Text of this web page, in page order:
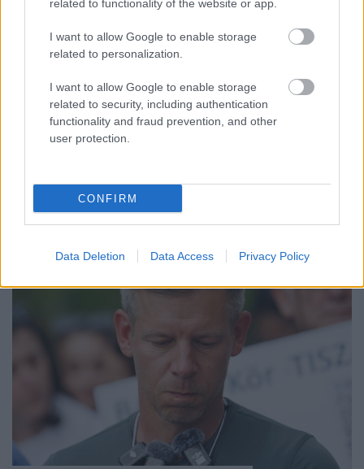
related to functionality of the website or app.
I want to allow Google to enable storage
related to personalization.
I want to allow Google to enable storage
related to security, including authentication
functionality and fraud prevention, and other
user protection.
CONFIRM
Data Deletion Data Access Privacy Policy
megállapítást, amely jól leírja az egyik legnagyobb
problémát napjainkban. Mégpedig azt, hogy sokan
csak vélemények alapján alakítanak ki véleményt.
Tehát nem az eredeti alapján alakul ki bennük